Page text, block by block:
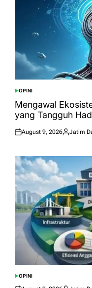
POSTED
IN
OPINI
Mengawal
yang Tangguh
Posted
August 9, 2026
Posted
Jatim
POSTED
IN
OPINI